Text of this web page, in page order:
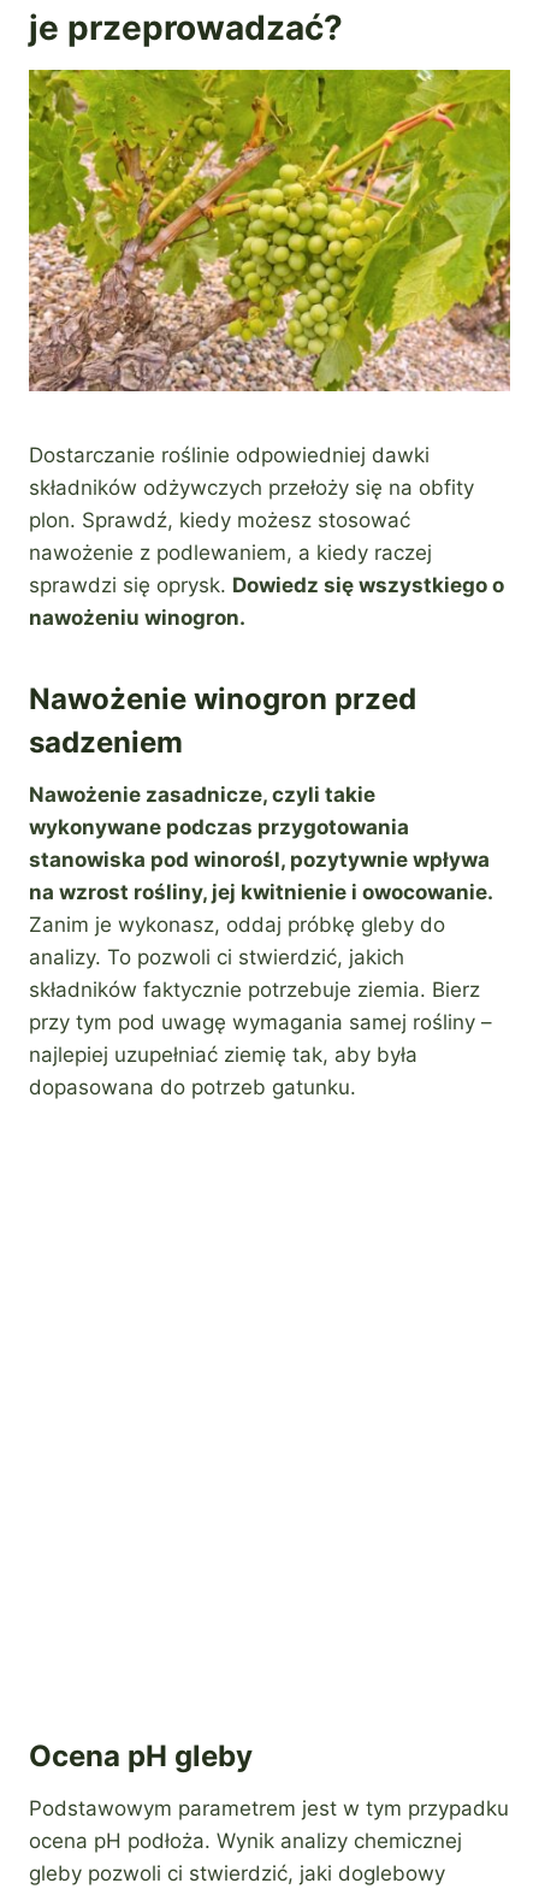
je przeprowadzać?
Dostarczanie roślinie odpowiedniej dawki
składników odżywczych przełoży się na obfity
plon. Sprawdź, kiedy możesz stosować
nawożenie z podlewaniem, a kiedy raczej
sprawdzi się oprysk. Dowiedz się wszystkiego o
nawożeniu winogron.
Nawożenie winogron przed
sadzeniem
Nawożenie zasadnicze, czyli takie
wykonywane podczas przygotowania
stanowiska pod winorośl, pozytywnie wpływa
na wzrost rośliny, jej kwitnienie i owocowanie.
Zanim je wykonasz, oddaj próbkę gleby do
analizy. To pozwoli ci stwierdzić, jakich
składników faktycznie potrzebuje ziemia. Bierz
przy tym pod uwagę wymagania samej rośliny –
najlepiej uzupełniać ziemię tak, aby była
dopasowana do potrzeb gatunku.
Ocena pH gleby
Podstawowym parametrem jest w tym przypadku
ocena pH podłoża. Wynik analizy chemicznej
gleby pozwoli ci stwierdzić, jaki doglebowy